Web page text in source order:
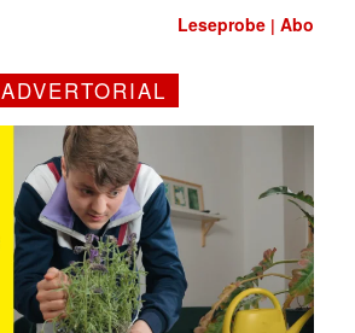
Leseprobe |Abo
ADVERTORIAL